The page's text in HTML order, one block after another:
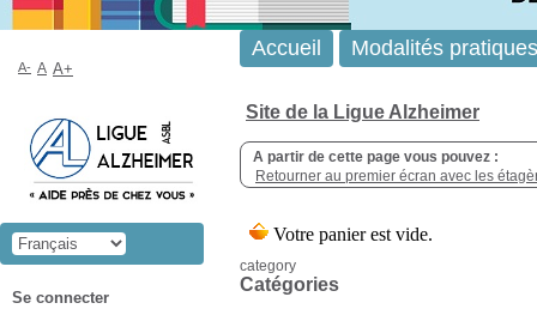
Site de la Ligue Alzheimer
A partir de cette page vous pouvez :
Retourner au premier écran avec les
category
Catégories
Accueil Modalités pratiques
A- A A+
Se connecter